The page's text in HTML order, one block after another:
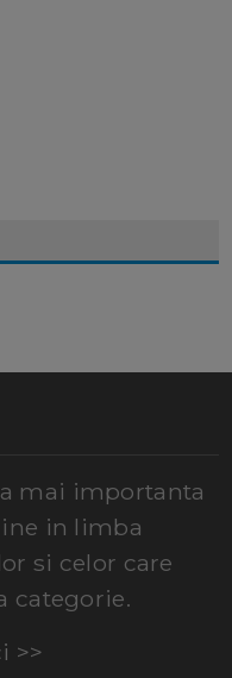
mai importanta
in limba
si celor care
categorie.
>>